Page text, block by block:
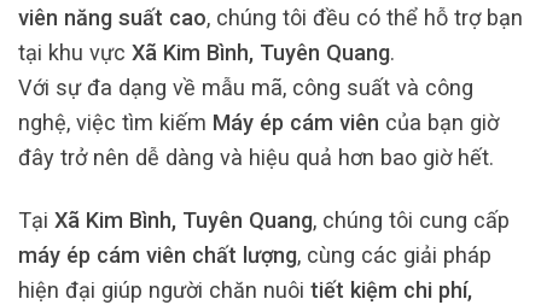
viên năng suất cao, chúng tôi đều có thể hỗ trợ bạn
tại khu vực Xã Kim Bình, Tuyên Quang.
Với sự đa dạng về mẫu mã, công suất và công
nghệ, việc tìm kiếm Máy ép cám viên của bạn giờ
đây trở nên dễ dàng và hiệu quả hơn bao giờ hết.
Tại Xã Kim Bình, Tuyên Quang, chúng tôi cung cấp
máy ép cám viên chất lượng, cùng các giải pháp
hiện đại giúp người chăn nuôi tiết kiệm chi phí,